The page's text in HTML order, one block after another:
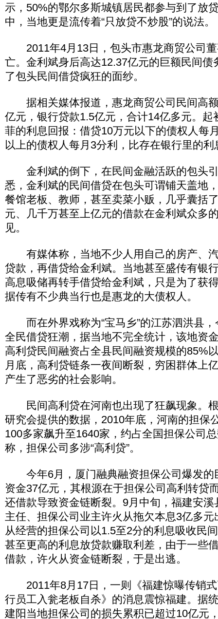
示，50%的鄂尔多斯城镇居民都参与到了放
中，当地更是流传着“只放贷不炒股”的说法。
2011年4月13日，包头市惠龙商贸公司董
亡。金利斌身后高达12.37亿元的巨额民间债
了包头民间借贷疯狂的面纱。
据相关媒体报道，惠龙商贸公司民间高
亿元，银行贷款1.5亿元，合计14亿多元。起
菲的利息回报：借贷10万元以下的债权人每
以上的债权人每月3分利，比存在银行里的利
金利斌的倒下，在民间金融活跃的包头
悉，金利斌的民间借贷在包头可谓铺天盖地
餐馆老板、教师，甚至卖菜小贩，几乎囊括
元、几千万甚至上亿元的借款在金利斌众多
见。
有媒体称，当地不少人用自己的房产、
贷款，再借贷给金利斌。当地甚至盛传有银
高息吸储再转手借贷给金利斌，只是为了获
据传有不少典当行也是惠龙的大债权人。
而在外界戏称为“宝马乡”的江苏泗洪县，
全民借贷狂潮，据当地不完全统计，该地资
高利贷民间融资占全县民间融资规模的85%
月底，高利贷链条一夜间断裂，穷困群体上
产生了恶劣的社会影响。
民间高利贷在河南也出现了狂飙现象。
研究会提供的数据，2010年底，河南的担保
100多家飙升至1640家，约占全国担保公司
称，担保公司多涉“高利贷”。
今年6月，厦门融典融资担保公司爆发的
资金37亿元，其根源在于担保公司高利转贷
还借款导致资金链断裂。9月中旬，福建安
主任、担保公司业主许火从拖欠本息3亿多
从经营的担保公司以1.5至2分的利息吸收民
甚至更高的利息放贷款赚取利差，由于一些
借款，许火从资金链断裂，于是出逃。
2011年8月17日，一则《福建惊曝传销式
行员工入瓮老板自杀》的消息震惊福建。据
建阳当地担保公司的损失累积已超过10亿元